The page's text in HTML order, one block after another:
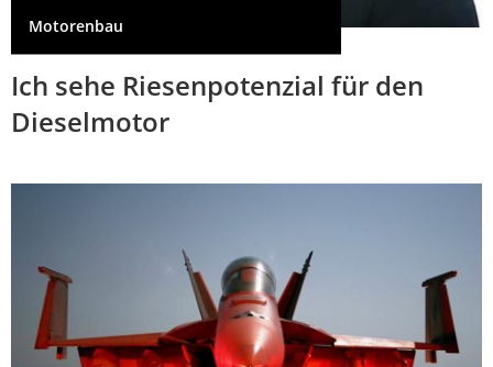
Motorenbau
Ich sehe Riesenpotenzial für den
Dieselmotor